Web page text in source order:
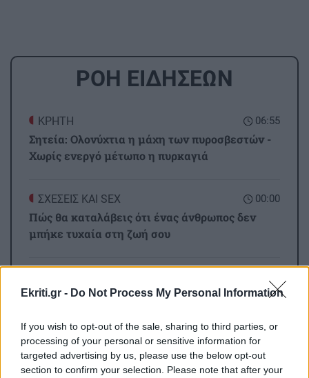
Ekriti.gr - Do Not Process My Personal Information
If you wish to opt-out of the sale, sharing to third parties, or
processing of your personal or sensitive information for
targeted advertising by us, please use the below opt-out
section to confirm your selection. Please note that after your
ΡΟΗ ΕΙΔΗΣΕΩΝ
06:55
ΚΡΗΤΗ
Σητεία: Ολονύχτια η μάχη των πυροσβεστών -
Χωρίς ενεργό μέτωπο η πυρκαγιά
00:00
ΣΧΕΣΕΙΣ ΚΑΙ SEX
Πώς θα καταλάβεις ότι ένας άνθρωπος δεν
μπήκε τυχαία στη ζωή σου
Μικρές αλλαγές που μπορούν να φέρουν ξανά
23:00
GOSSIP - LIFESTYLE
Ο Τζέιμς Κάμερον φαίνεται έτοιμος να αφήσει
Όλες οι ειδήσεις